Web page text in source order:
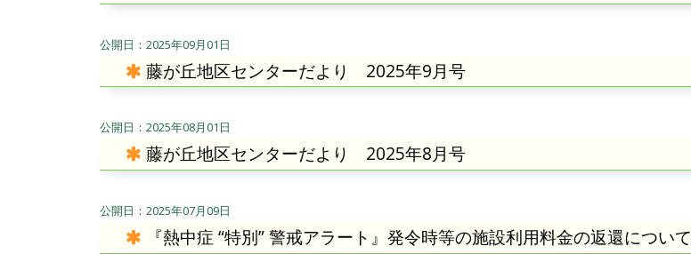
2025年09月01日
藤が丘地区センターだより 2025年9月号
2025年08月01日
藤が丘地区センターだより 2025年8月号
2025年07月09日
『熱中症 “特別” 警戒アラート』発令時等の施設利用料金の返還について